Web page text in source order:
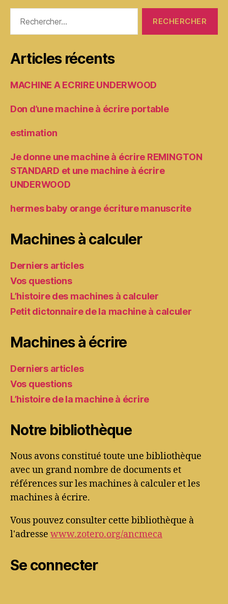
Articles récents
MACHINE A ECRIRE UNDERWOOD
Don d’une machine à écrire portable
estimation
Je donne une machine à écrire REMINGTON
STANDARD et une machine à écrire
UNDERWOOD
hermes baby orange écriture manuscrite
Machines à calculer
Derniers articles
Vos questions
L’histoire des machines à calculer
Petit dictonnaire de la machine à calculer
Machines à écrire
Derniers articles
Vos questions
L’histoire de la machine à écrire
Notre bibliothèque
Nous avons constitué toute une bibliothèque
avec un grand nombre de documents et
références sur les machines à calculer et les
machines à écrire.
Vous pouvez consulter cette bibliothèque à
l'adresse www.zotero.org/ancmeca
Se connecter